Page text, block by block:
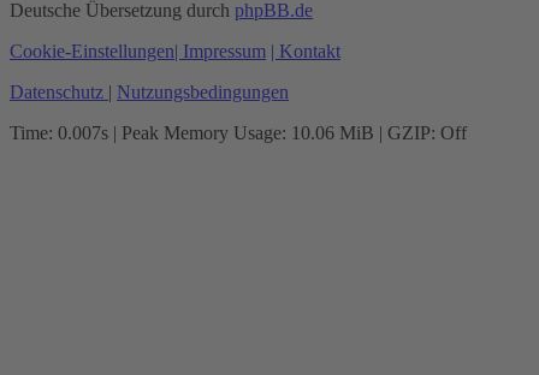
Deutsche Übersetzung durch phpBB.de
Cookie-Einstellungen| Impressum | Kontakt
Datenschutz | Nutzungsbedingungen
Time: 0.007s | Peak Memory Usage: 10.06 MiB | GZIP: Off